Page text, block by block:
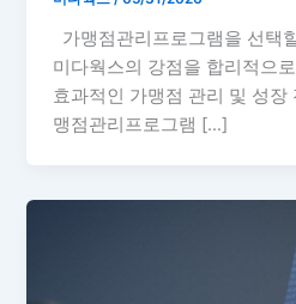
가맹점관리프로그램을 선택
미다웍스의 강점을 합리적으
효과적인 가맹점 관리 및 성장
맹점관리프로그램 […]